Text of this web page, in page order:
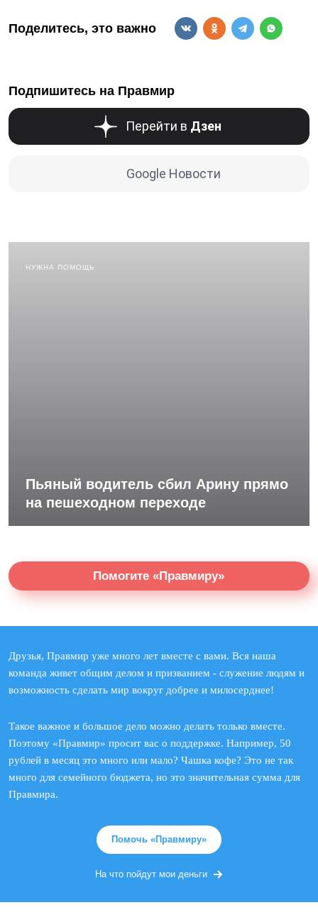
Поделитесь, это важно
Подпишитесь на Правмир
Перейти в Дзен
Google Новости
НУЖНА ПОМОЩЬ
Пьяный водитель сбил Арину прямо
на пешеходном переходе
Помогите «Правмиру»
Друзья, Правмир уже много лет вместе с вами. Вся наша
команда живет общим делом и призванием - служение людям и
возможность сделать мир вокруг добрее и милосерднее!
Такое важное и большое дело можно делать только вместе.
Поэтому «Правмир» просит вас о поддержке. Например, 50
рублей в месяц это много или мало? Чашка кофе? Это не так
много для семейного бюджета, но это значительная сумма для
Правмира.
Помочь «Правмиру»
На что пойдут мои деньги